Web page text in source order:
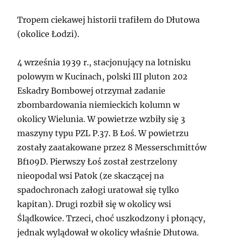
Tropem ciekawej historii trafiłem do Dłutowa
(okolice Łodzi).
4 września 1939 r., stacjonujący na lotnisku
polowym w Kucinach, polski III pluton 202
Eskadry Bombowej otrzymał zadanie
zbombardowania niemieckich kolumn w
okolicy Wielunia. W powietrze wzbiły się 3
maszyny typu PZL P.37. B Łoś. W powietrzu
zostały zaatakowane przez 8 Messerschmittów
Bf109D. Pierwszy Łoś został zestrzelony
nieopodal wsi Patok (ze skaczącej na
spadochronach załogi uratował się tylko
kapitan). Drugi rozbił się w okolicy wsi
Ślądkowice. Trzeci, choć uszkodzony i płonący,
jednak wylądował w okolicy właśnie Dłutowa.